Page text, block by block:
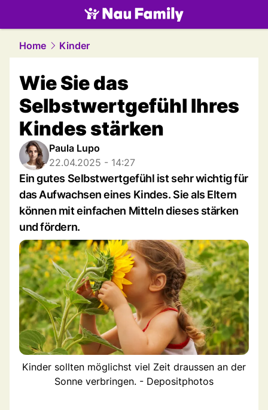
family.NAU.ch
Home Kinder
Wie Sie das
Selbstwertgefühl Ihres
Kindes stärken
Paula Lupo
22.04.2025 - 14:27
Ein gutes Selbstwertgefühl ist sehr wichtig für
das Aufwachsen eines Kindes. Sie als Eltern
können mit einfachen Mitteln dieses stärken
und fördern.
Kinder sollten möglichst viel Zeit draussen an der
Sonne verbringen. - Depositphotos